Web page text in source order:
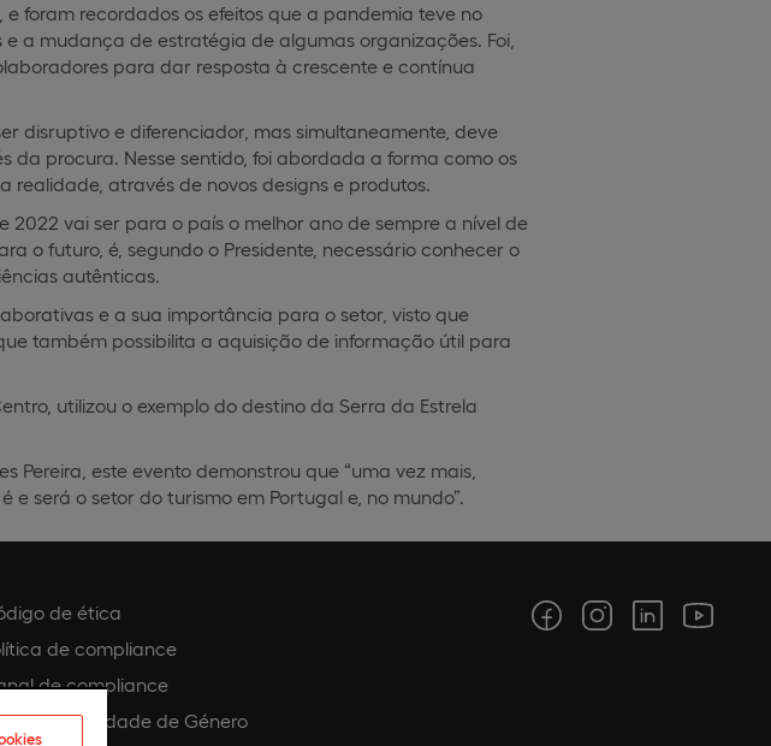
foram recordados os efeitos que a pandemia teve no
a mudança de estratégia de algumas organizações. Foi,
para dar resposta à crescente e contínua
disruptivo e diferenciador, mas simultaneamente, deve
procura. Nesse sentido, foi abordada a forma como os
realidade, através de novos designs e produtos.
2022 vai ser para o país o melhor ano de sempre a nível de
o futuro, é, segundo o Presidente, necessário conhecer o
autênticas.
e a sua importância para o setor, visto que
também possibilita a aquisição de informação útil para
utilizou o exemplo do destino da Serra da Estrela
Pereira, este evento demonstrou que “uma vez mais,
será o setor do turismo em Portugal e, no mundo”.
de ética
de compliance
de compliance
de Igualdade de Género